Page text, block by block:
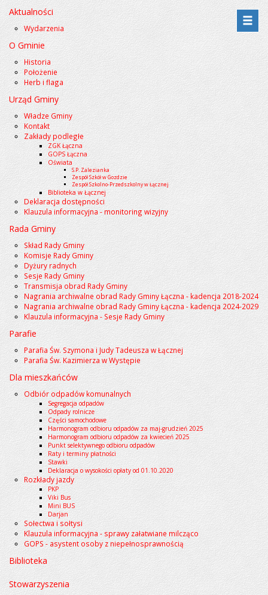
Aktualności
Wydarzenia
O Gminie
Historia
Położenie
Herb i flaga
Urząd Gminy
Władze Gminy
Kontakt
Zakłady podległe
ZGK Łączna
GOPS Łączna
Oświata
S.P. Zalezianka
Zespół Szkół w Gozdzie
Zespół Szkolno-Przedszkolny w Łącznej
Biblioteka w Łącznej
Deklaracja dostępności
Klauzula informacyjna - monitoring wizyjny
Rada Gminy
Skład Rady Gminy
Komisje Rady Gminy
Dyżury radnych
Sesje Rady Gminy
Transmisja obrad Rady Gminy
Nagrania archiwalne obrad Rady Gminy Łączna - kadencja 2018-2024
Nagrania archiwalne obrad Rady Gminy Łączna - kadencja 2024-2029
Klauzula informacyjna - Sesje Rady Gminy
Parafie
Parafia Św. Szymona i Judy Tadeusza w Łącznej
Parafia Św. Kazimierza w Występie
Dla mieszkańców
Odbiór odpadów komunalnych
Segregacja odpadów
Odpady rolnicze
Części samochodowe
Harmonogram odbioru odpadów za maj-grudzień 2025
Harmonogram odbioru odpadów za kwiecień 2025
Punkt selektywnego odbioru odpadów
Raty i terminy płatności
Stawki
Deklaracja o wysokości opłaty od 01.10.2020
Rozkłady jazdy
PKP
Viki Bus
Mini BUS
Darjan
Sołectwa i sołtysi
Klauzula informacyjna - sprawy załatwiane milcząco
GOPS - asystent osoby z niepełnosprawnością
Biblioteka
Stowarzyszenia
Przejdź
do
menu
Przejdź
do
treści